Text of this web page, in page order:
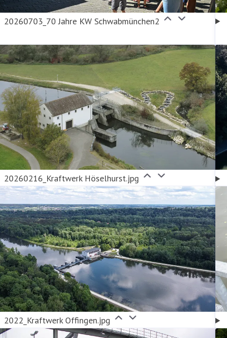
20260703_70 Jahre KW Schwabmünchen2
20260216_Kraftwerk Höselhurst.jpg
2022_Kraftwerk Offingen.jpg